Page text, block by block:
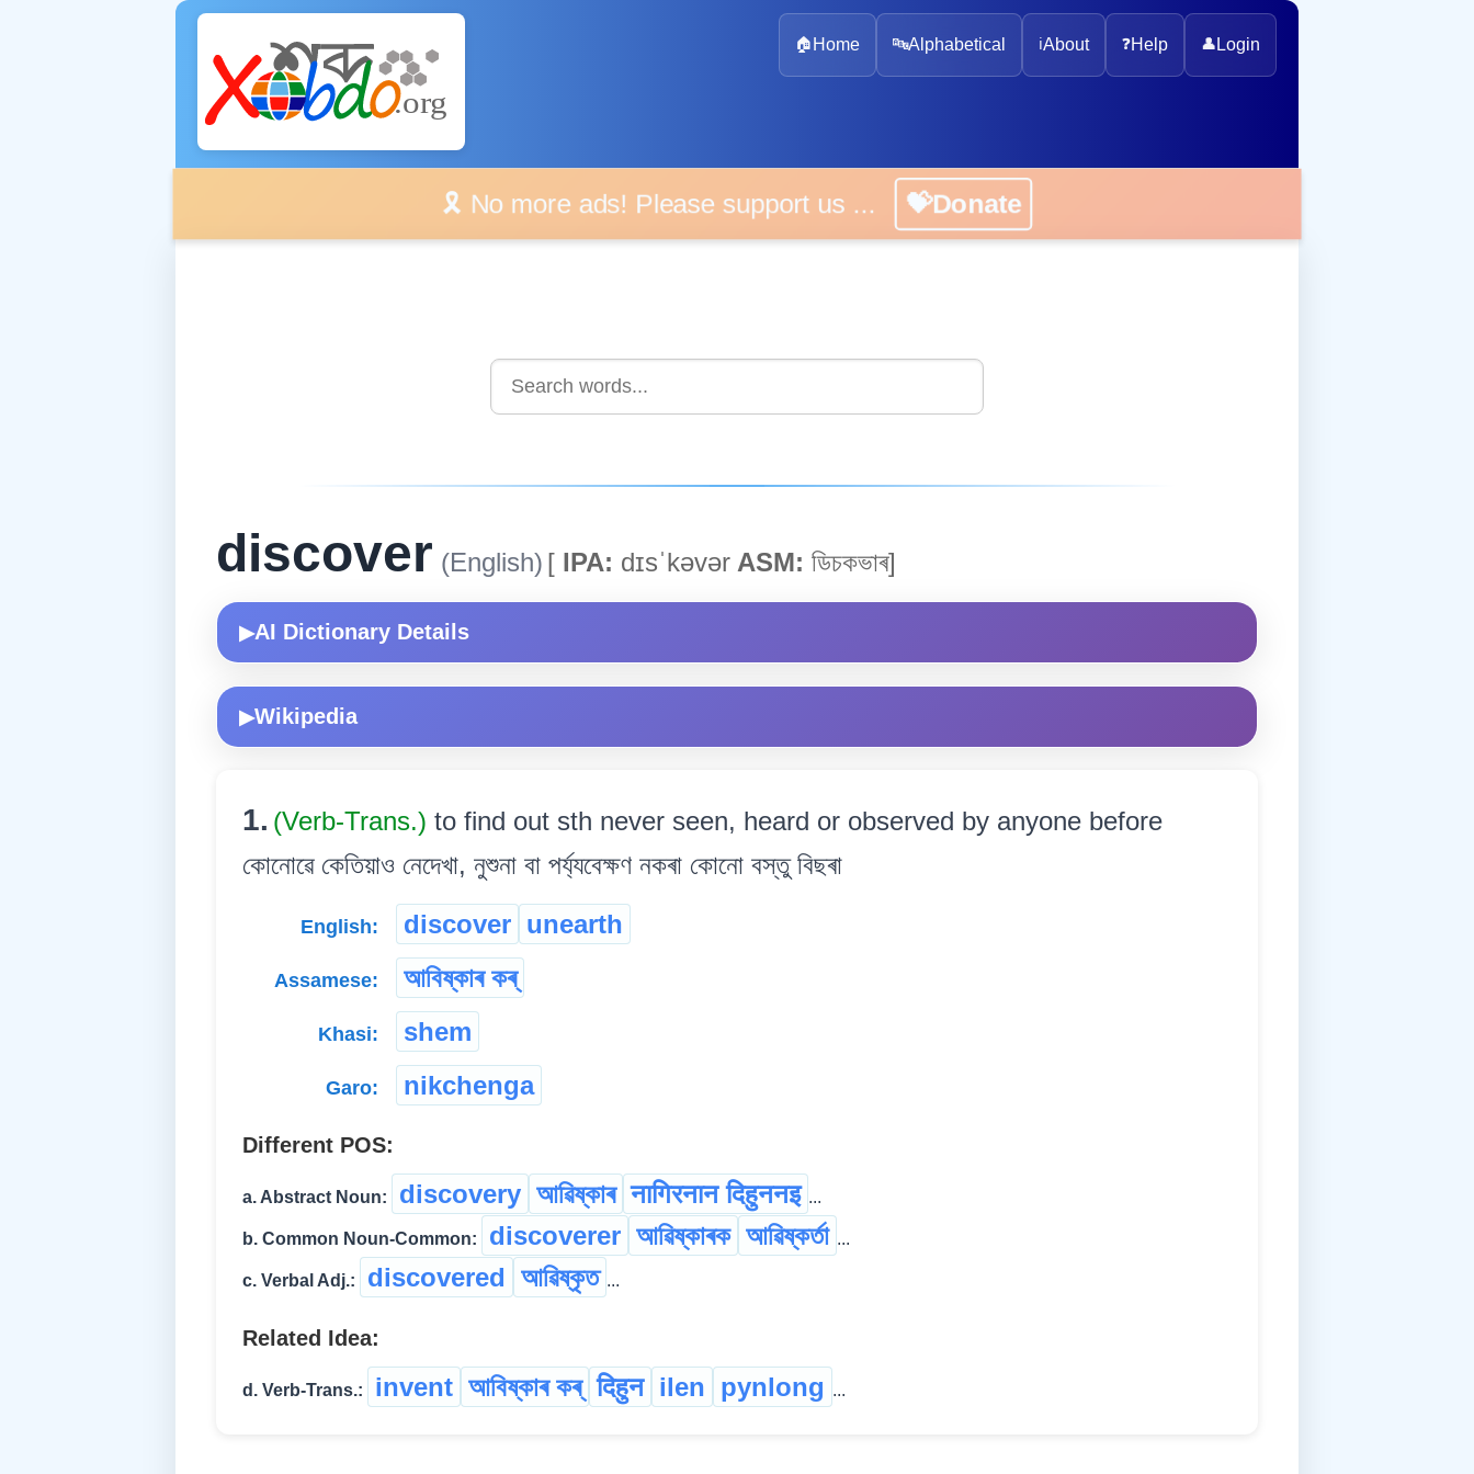
🏠 Home 🔤Alphabetical ℹ️About ❓Help 👤 Login
🎗️ No more ads! Please support us ... 💝Donate
discover (English) [ IPA: dɪsˈkəvər ASM: ডিচকভাৰ]
▶AI Dictionary Details
▶Wikipedia
1. (Verb-Trans.) to find out sth never seen, heard or observed by anyone before
কোনোৱে কেতিয়াও নেদেখা, নুশুনা বা পৰ্য্যবেক্ষণ নকৰা কোনো বস্তু বিছৰা
English: discover unearth
Assamese: আবিষ্কাৰ কৰ্
Khasi: shem
Garo: nikchenga
Different POS:
a. Abstract Noun: discovery আৱিষ্কাৰ नागिरनान दिहुननइ ...
b. Common Noun-Common: discoverer আৱিষ্কাৰক আৱিষ্কৰ্তা ...
c. Verbal Adj.: discovered আৱিষ্কৃত ...
Related Idea:
d. Verb-Trans.: invent আবিষ্কাৰ কৰ্ दिहुन ilen pynlong ...